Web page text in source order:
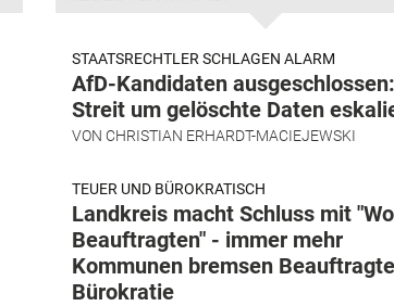
STAATSRECHTLER SCHLAGEN ALARM
AfD-Kandidaten ausgeschlossen:
Streit um gelöschte Daten
VON CHRISTIAN ERHARDT-MACIEJEWSKI
TEUER UND BÜROKRATISCH
Landkreis macht Schluss mit
Beauftragten" - immer mehr
Kommunen bremsen
Bürokratie